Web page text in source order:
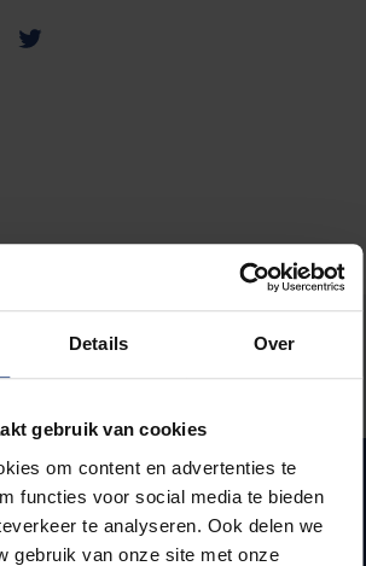
Details Over
gebruik van cookies
om content en advertenties te
functies voor social media te bieden
te analyseren. Ook delen we
gebruik van onze site met onze
fout op deze pagina?